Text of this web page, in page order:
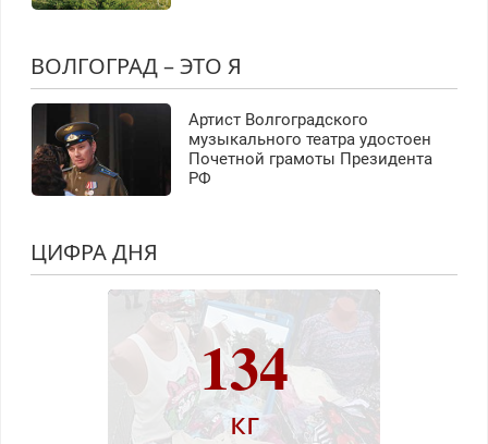
ВОЛГОГРАД – ЭТО Я
Артист Волгоградского
музыкального театра удостоен
Почетной грамоты Президента
РФ
ЦИФРА ДНЯ
134
кг